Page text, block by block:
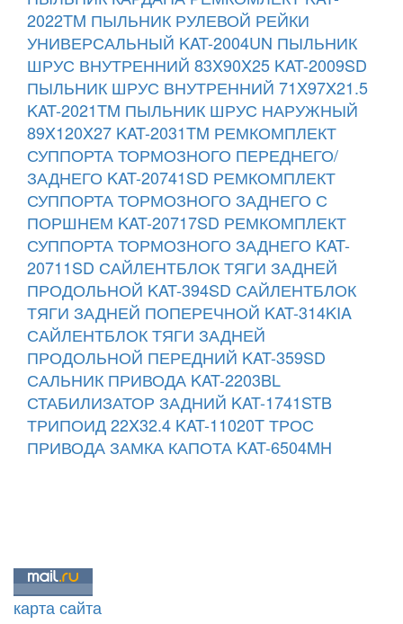
2022TM ПЫЛЬНИК РУЛЕВОЙ РЕЙКИ
УНИВЕРСАЛЬНЫЙ KAT-2004UN ПЫЛЬНИК
ШРУС ВНУТРЕННИЙ 83X90X25 KAT-2009SD
ПЫЛЬНИК ШРУС ВНУТРЕННИЙ 71X97X21.5
KAT-2021TM ПЫЛЬНИК ШРУС НАРУЖНЫЙ
89X120X27 KAT-2031TM РЕМКОМПЛЕКТ
СУППОРТА ТОРМОЗНОГО ПЕРЕДНЕГО/
ЗАДНЕГО KAT-20741SD РЕМКОМПЛЕКТ
СУППОРТА ТОРМОЗНОГО ЗАДНЕГО С
ПОРШНЕМ KAT-20717SD РЕМКОМПЛЕКТ
СУППОРТА ТОРМОЗНОГО ЗАДНЕГО KAT-
20711SD САЙЛЕНТБЛОК ТЯГИ ЗАДНЕЙ
ПРОДОЛЬНОЙ KAT-394SD САЙЛЕНТБЛОК
ТЯГИ ЗАДНЕЙ ПОПЕРЕЧНОЙ KAT-314KIA
САЙЛЕНТБЛОК ТЯГИ ЗАДНЕЙ
ПРОДОЛЬНОЙ ПЕРЕДНИЙ KAT-359SD
САЛЬНИК ПРИВОДА KAT-2203BL
СТАБИЛИЗАТОР ЗАДНИЙ KAT-1741STB
ТРИПОИД 22X32.4 KAT-11020TТРОС
ПРИВОДА ЗАМКА КАПОТА KAT-6504MH
карта сайта